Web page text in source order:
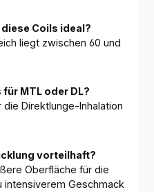
Coils ideal?
liegt zwischen 60 und
MTL oder DL?
Direktlunge-Inhalation
vorteilhaft?
Oberfläche für die
intensiverem Geschmack